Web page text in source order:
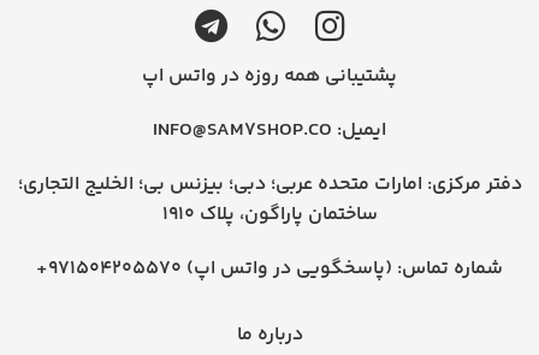
پشتیبانی همه روزه در واتس اپ
ایمیل: INFO@SAM7SHOP.CO
دفتر مرکزی: امارات متحده عربی؛ دبی؛ بیزنس بی؛ الخلیج التجاری؛
ساختمان پاراگون، پلاک 1910
شماره تماس: +971504205570 (پاسخگویی در واتس اپ)
درباره ما